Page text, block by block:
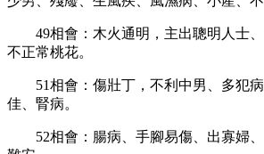
49相會：木火通明，主出聰明人士
不正常桃花。
51相會：傷壯丁，不利中男、多犯
佳、腎病。
52相會：腸病、手腳易傷、出寡婦